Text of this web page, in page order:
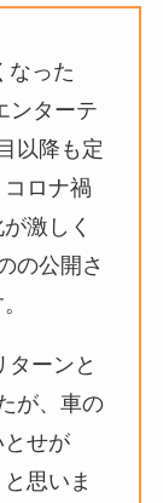
なった
ンターテ
以降も定
ロナ禍
激しく
の公開さ
ターンと
が、車の
せが
思いま